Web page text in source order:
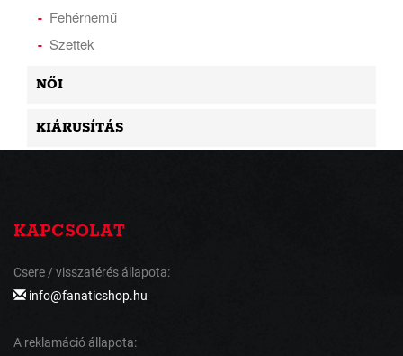
Fehérnemű
Szettek
NŐI
KIÁRUSÍTÁS
KAPCSOLAT
Csere / visszatérés állapota:
info@fanaticshop.hu
A reklamáció állapota: